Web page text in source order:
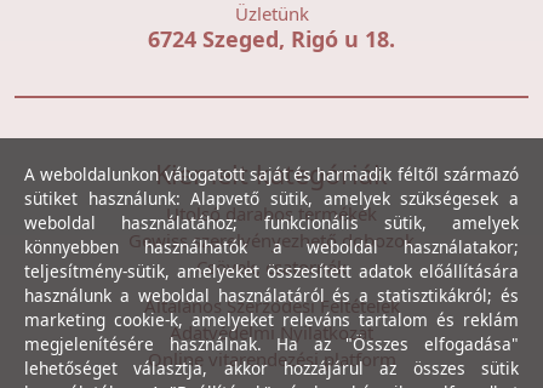
Üzletünk
6724 Szeged, Rigó u 18.
Kiemelt kategóriák
Utolsó darabos termékek
Gewiss szerelvényezhető dobozok
Csövek, csatornák
Általános Szerződési Feltételek
Adatvédelmi Nyilatkozat
Online vitarendezési platform
A weboldalunkon válogatott saját és harmadik féltől származó
sütiket használunk: Alapvető sütik, amelyek szükségesek a
weboldal használatához; funkcionális sütik, amelyek
könnyebben használhatók a weboldal használatakor;
teljesítmény-sütik, amelyeket összesített adatok előállítására
használunk a weboldal használatáról és a statisztikákról; és
marketing cookie-k, amelyeket releváns tartalom és reklám
megjelenítésére használnak. Ha az "Összes elfogadása"
lehetőséget választja, akkor hozzájárul az összes sütik